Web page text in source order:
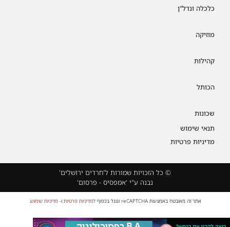
כלכלה ונדל"ן
מוזיקה
קהילות
הכותל
שכונות
תנאי שימוש
מדיניות פרטיות
© כל הזכויות שמורות ל'חרדים ירושלים'
נבנה ע"י 'אמפסיס - פרסום'
אתר זה מאובטח באמצעות reCAPTCHA וגוגל בכפוף למדיניות פרטיות ו-מדיניות שימוש.